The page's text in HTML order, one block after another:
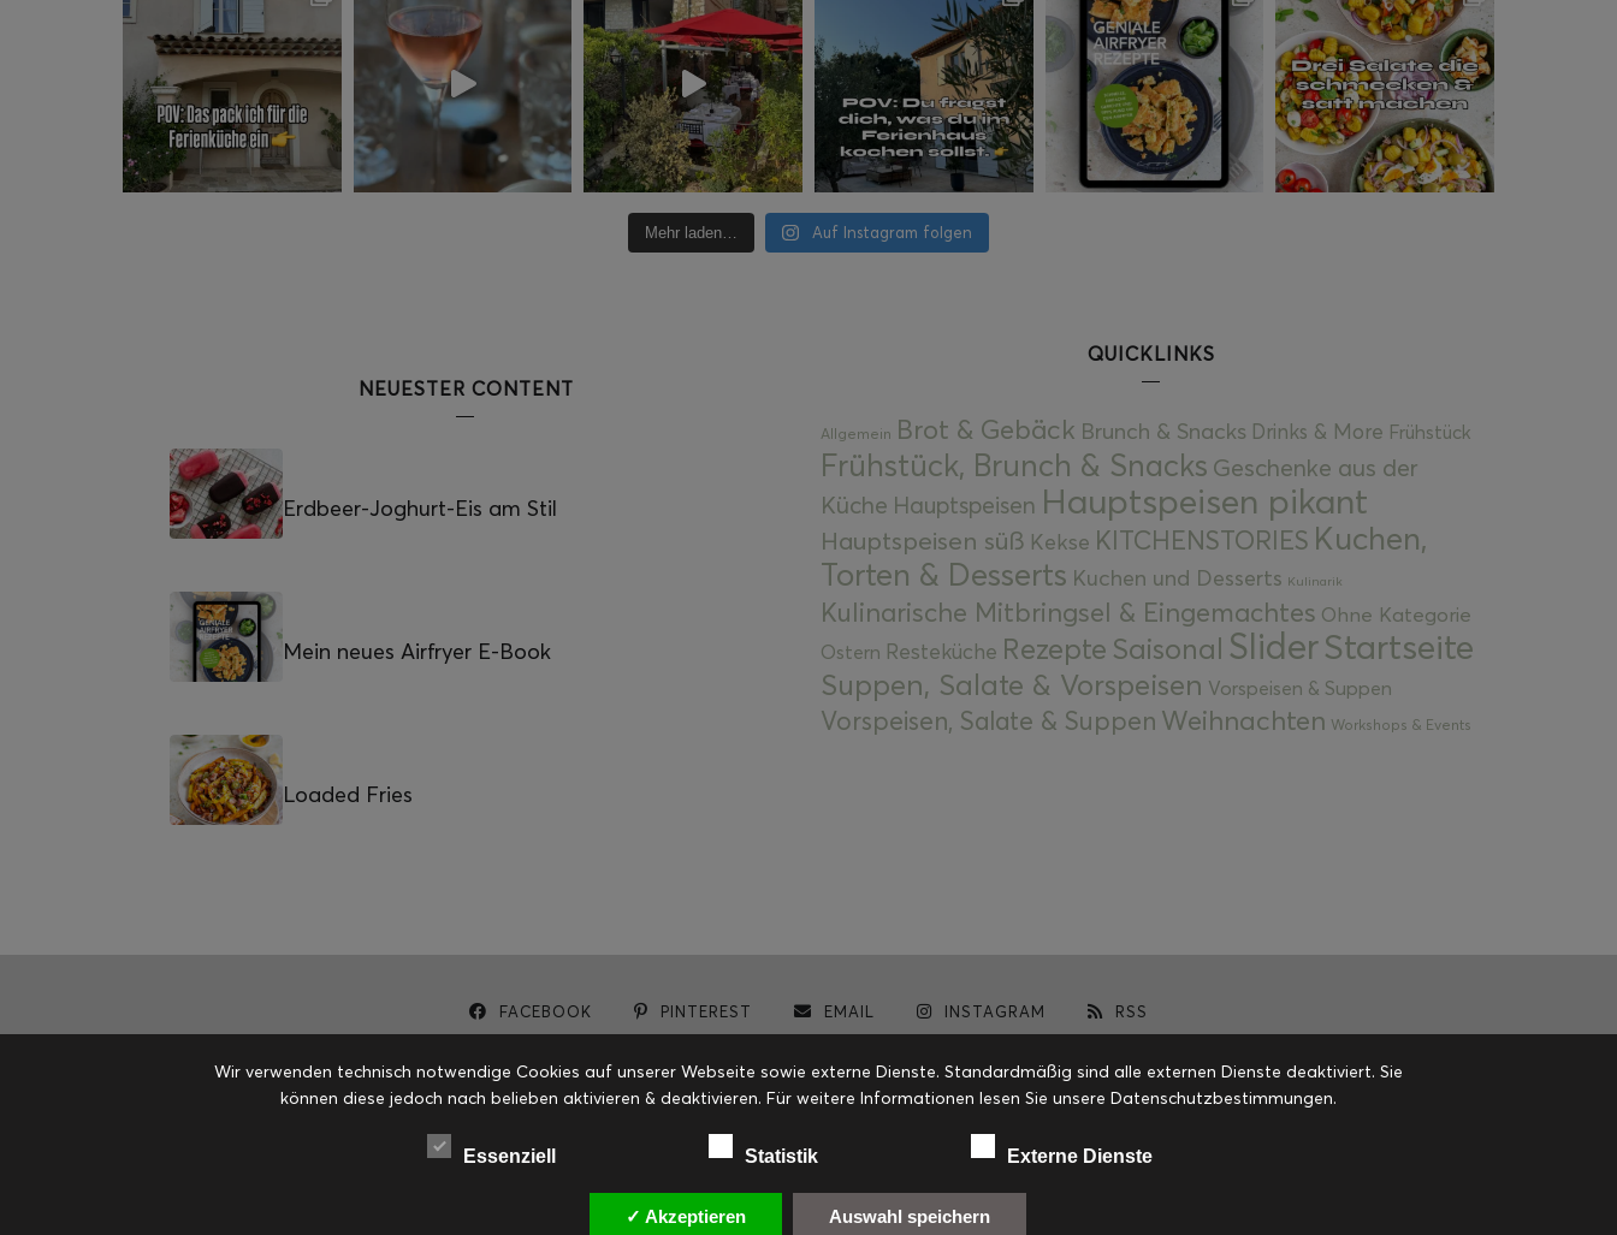
Mehr laden… Auf Instagram folgen
NEUESTER CONTENT
Erdbeer-Joghurt-Eis am Stil
Mein neues Airfryer E-Book
Loaded Fries
QUICKLINKS
Allgemein Brot & Gebäck Brunch & Snacks Drinks & More Frühstück
Frühstück, Brunch & Snacks Geschenke aus der
Küche Hauptspeisen Hauptspeisen pikant
Hauptspeisen süß Kekse KITCHENSTORIES Kuchen,
Torten & Desserts Kuchen und Desserts Kulinarik
Kulinarische Mitbringsel & Eingemachtes Ohne Kategorie
Ostern Resteküche Rezepte Saisonal SliderStartseite
Suppen, Salate & Vorspeisen Vorspeisen & Suppen
Vorspeisen, Salate & Suppen Weihnachten Workshops & Events
FACEBOOK PINTEREST EMAIL INSTAGRAM RSS
Wir verwenden technisch notwendige Cookies auf unserer Webseite sowie externe Dienste. Standardmäßig sind alle externen Dienste deaktiviert. Sie
können diese jedoch nach belieben aktivieren & deaktivieren. Für weitere Informationen lesen Sie unsere Datenschutzbestimmungen.
Essenziell Statistik Externe Dienste
✓ Akzeptieren Auswahl speichern